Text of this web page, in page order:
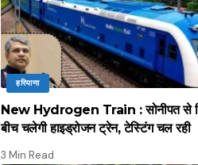
हरियाणा
New Hydrogen Train : सोनीपत से
बीच चलेगी हाइड्रोजन ट्रेन, टेस्टिंग चल रही
3 Min Read